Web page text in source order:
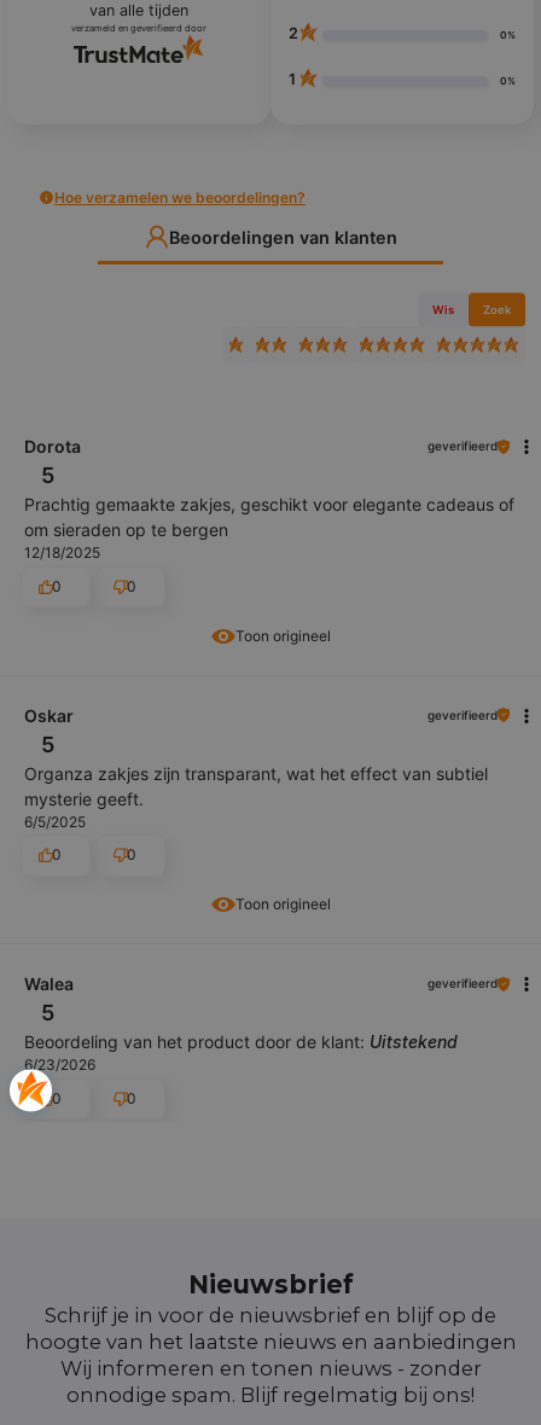
van alle tijden
verzameld en geverifieerd door 2 0%
1 0%
Hoe verzamelen we beoordelingen?
Beoordelingen van klanten
Wis Zoek
Toon origineel
Dorota geverifieerd
5
Prachtig gemaakte zakjes, geschikt voor elegante cadeaus of
om sieraden op te bergen
12/18/2025
0
0
Toon origineel
Oskar geverifieerd
5
Organza zakjes zijn transparant, wat het effect van subtiel
mysterie geeft.
6/5/2025
0
0
Walea geverifieerd
5
Beoordeling van het product door de klant: Uitstekend
6/23/2026
0
0
Nieuwsbrief
Schrijf je in voor de nieuwsbrief en blijf op de
hoogte van het laatste nieuws en aanbiedingen
Wij informeren en tonen nieuws - zonder
onnodige spam. Blijf regelmatig bij ons!